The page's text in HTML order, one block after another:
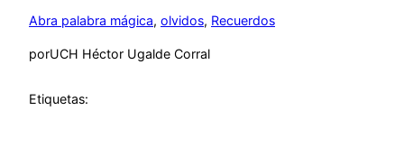
Abra palabra mágica, olvidos, Recuerdos
porUCH Héctor Ugalde Corral
Etiquetas: